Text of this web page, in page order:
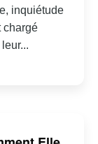
inquiétude
chargé